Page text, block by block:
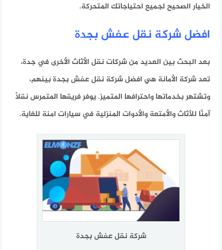
الخيار الصحيح لجميع احتياجاتك المتحركة.
افضل شركة نقل عفش بجدة
بعد البحث بين العديد من شركات نقل الأثاث الأخرى في جدة،
تعد شركة الأمانة هي افضل شركة نقل عفش بجدة بينهم،
وتشتهر بخدماتها واحترافها المتميز. يوفر فريقها المتمرس نقلًا
آمنًا للأثاث والأمتعة والأدوات المنزلية في سيارات امنة للغاية.
شركة نقل عفش بجدة